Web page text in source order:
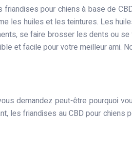
pour chiens à base de
les huiles et les teintures. Les
se faire brosser les dents ou
et facile pour votre meilleur ami.
demandez peut-être pourquoi
les friandises au CBD pour